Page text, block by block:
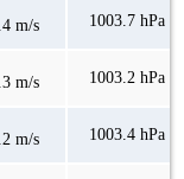
m/s 1003.7 hPa
m/s 1003.2 hPa
m/s 1003.4 hPa